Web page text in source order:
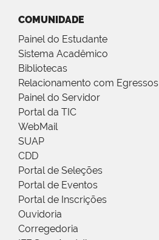
COMUNIDADE
Painel do Estudante
Sistema Acadêmico
Bibliotecas
Relacionamento com Egressos
Painel do Servidor
Portal da TIC
WebMail
SUAP
CDD
Portal de Seleções
Portal de Eventos
Portal de Inscrições
Ouvidoria
Corregedoria